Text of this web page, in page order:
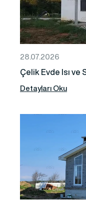
28.07.2026
Çelik Evde Isı ve
Detayları Oku